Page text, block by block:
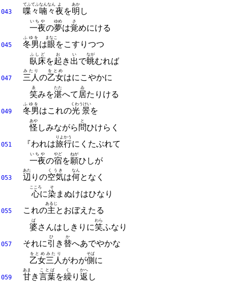
043 喋々
てふてふ
喃々
なんなん
夜
よ
を明
あか
し
一夜
いちや
の夢
ゆめ
は覚
さ
めにける
045 冬男
ふゆを
は眼
まなこ
をこすりつつ
臥床
ふしど
を起
お
き 出
い
で眺
なが
むれば
047 三人
みたり
の乙女
をとめ
はにこやかに
笑
ゑ
みを湛
たた
へて 居
ゐ
たりける
049 冬男
ふゆを
はこれの光景
くわうけい
を
怪
あや
しみながら 問
と
ひけらく
051 『われは旅行
りよかう
にくたぶれて
一夜
いちや
の宿
やど
を願
ねが
ひしが
053 辺
あた
りの空気
くうき
は何
なん
となく
心
こころ
に染
そ
まぬけはひなり
055 これの主
あるじ
とおぼえたる
婆
ば
さんはしきりに笑
わら
ふなり
057 それに引
ひ
き 替
か
へあでやかな
乙女
をとめ
三人
みたり
がわが側
そば
に
059 甘
あま
き言葉
ことば
を繰
く
り返
かへ
し